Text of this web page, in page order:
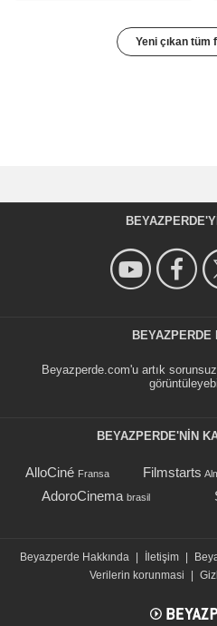
Yeni çıkan tüm
BEYAZPERDE
Beyazperde.com'u artık
BEYAZPERDE'NIN
AlloCiné Fransa Filmstarts
AdoroCinema brasil
Beyazperde Hakkında İletişim
Verilerin korunmasi